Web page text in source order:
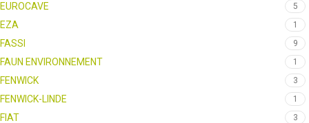
EUROCAVE 5
EZA 1
FASSI 9
FAUN ENVIRONNEMENT 1
FENWICK 3
FENWICK-LINDE 1
FIAT 3